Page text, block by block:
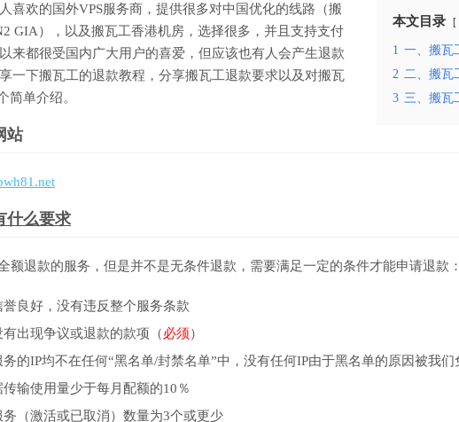
本文目录
1 一、搬瓦
2 二、搬瓦
3 三、搬瓦
喜欢的国外VPS服务商，提供很多对中国优化的线路（搬
GIA），以及搬瓦工香港机房，选择很多，并且支持支付
来都很受国内广大用户的喜爱，但应该也有人会产生退款
一下搬瓦工的退款教程，分享搬瓦工退款要求以及对搬瓦
简单介绍。
站
什么要求
额退款的服务，但是并不是无条件退款，需要满足一定的条件才能申请退款：
良好，没有违反整个服务条款
出现争议或退款的款项（必须）
的IP均不在任何“黑名单/封禁名单”中，没有任何IP由于黑名单的原因被我们
输使用量少于每月配额的10％
（激活或已取消）数量为3个或更少